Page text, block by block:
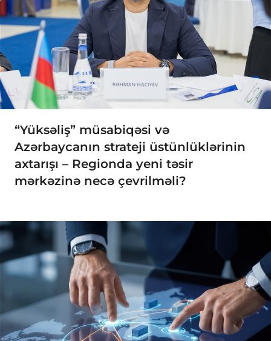
“Yüksəliş” müsabiqəsi və
Azərbaycanın strateji üstünlüklərinin
axtarışı – Regionda yeni təsir
mərkəzinə necə çevrilməli?